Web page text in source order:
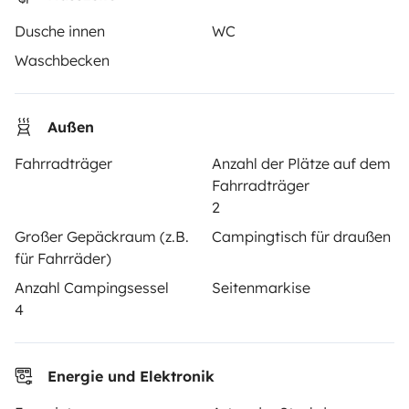
Dusche innen
WC
Waschbecken
Außen
Fahrradträger
Anzahl der Plätze auf dem
Fahrradträger
2
Großer Gepäckraum (z.B.
für Fahrräder)
Campingtisch für draußen
Anzahl Campingsessel
4
Seitenmarkise
Energie und Elektronik
Deine ersten Schritte mit dem Wohnmobil
Die Bewertungen unserer User
Mietvertrag
Mietversicherung
Hilfe für Vermieter